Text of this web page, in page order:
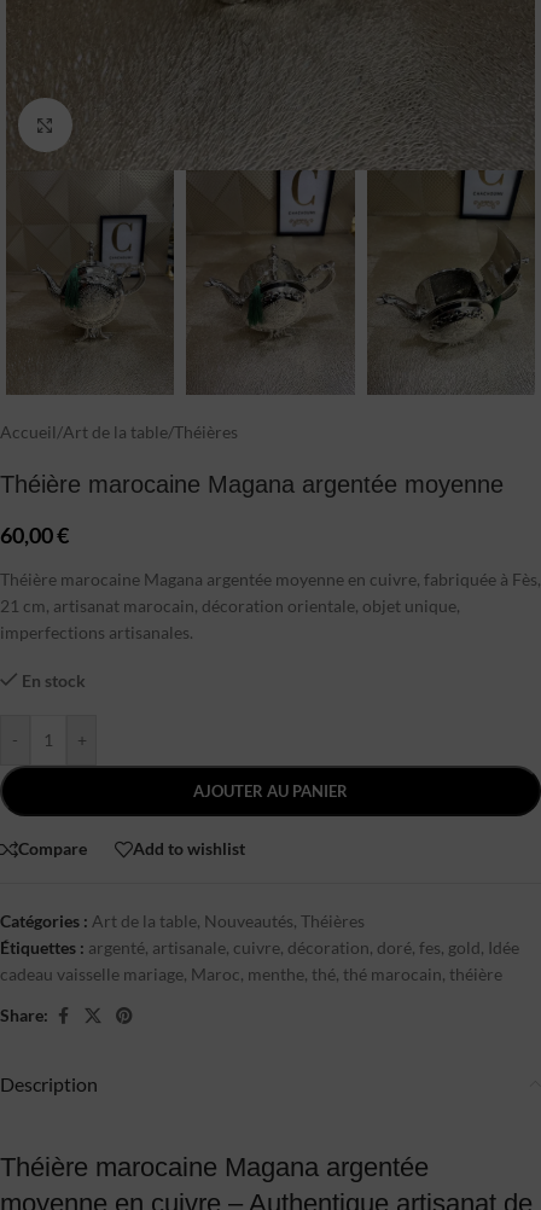
Click to enlarge
Accueil/Art de la table/Théières
Théière marocaine Magana argentée moyenne
60,00€
Théière marocaine Magana argentée moyenne en cuivre, fabriquée à Fès,
21 cm, artisanat marocain, décoration orientale, objet unique,
imperfections artisanales.
En stock
- +
AJOUTER AU PANIER
Compare Add to wishlist
Catégories : Art de la table, Nouveautés, Théières
Étiquettes : argenté, artisanale, cuivre, décoration, doré, fes, gold, Idée
cadeau vaisselle mariage, Maroc, menthe, thé, thé marocain, théière
Share:
Description
Théière marocaine Magana argentée
moyenne en cuivre – Authentique artisanat de